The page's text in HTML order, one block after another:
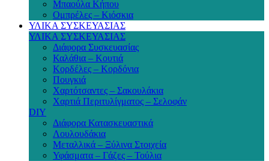
Μπαούλα Κήπου
Ομπρέλες – Κιόσκια
ΥΛΙΚΑ ΣΥΣΚΕΥΑΣΙΑΣ
ΥΛΙΚΑ ΣΥΣΚΕΥΑΣΙΑΣ
Διάφορα Συσκευασίας
Καλάθια – Κουτιά
Κορδέλες – Κορδόνια
Πουγκιά
Χαρτότσαντες – Σακουλάκια
Χαρτιά Περιτυλίγματος – Σελοφάν
DIY
Διάφορα Κατασκευαστικά
Λουλουδάκια
Μεταλλικά – Ξύλινα Στοιχεία
Υφάσματα – Γάζες – Τούλια